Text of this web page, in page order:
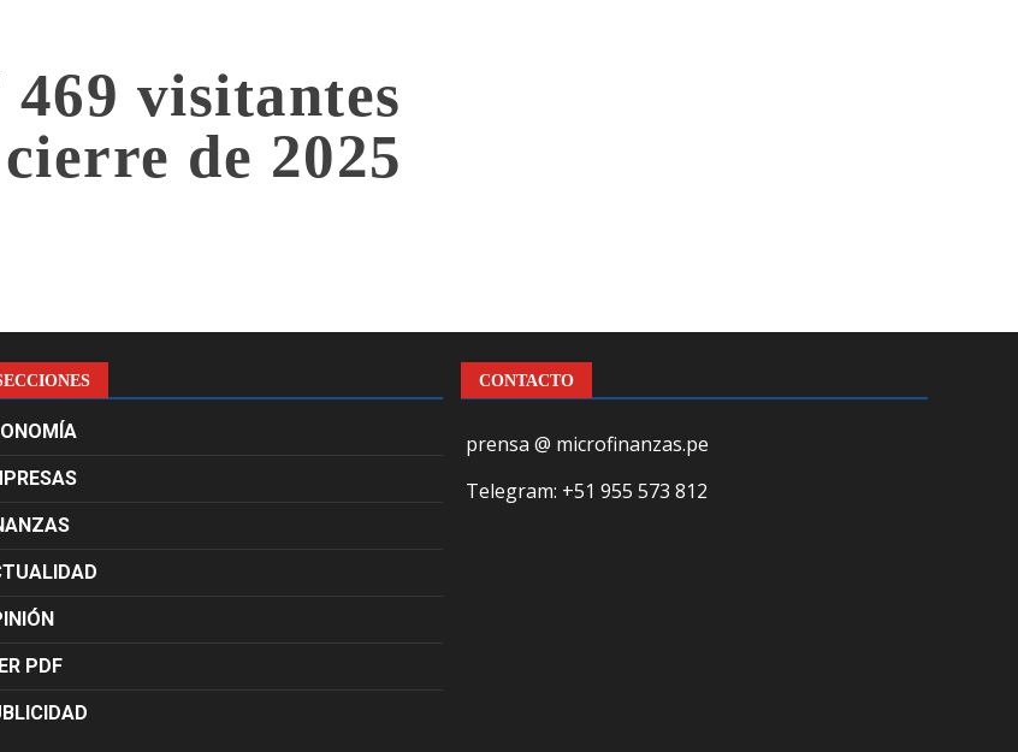
visitantes
de 2025
PDF
CONTACTO
prensa @ microfinanzas.pe
Telegram: +51 955 573 812